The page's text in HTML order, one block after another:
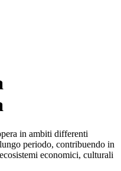
in ambiti differenti
periodo, contribuendo in
economici, culturali